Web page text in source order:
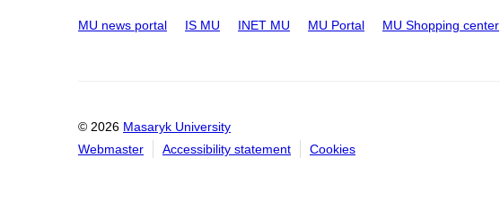
MU news portal IS MU INET MU MU Portal MU Shopping center
© 2026 Masaryk University
Webmaster
Accessibility statement Cookies